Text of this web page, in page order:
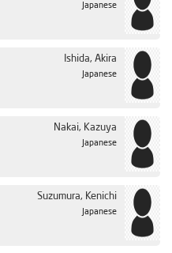
Japanese
Ishida, Akira
Japanese
Nakai, Kazuya
Japanese
Suzumura, Kenichi
Japanese